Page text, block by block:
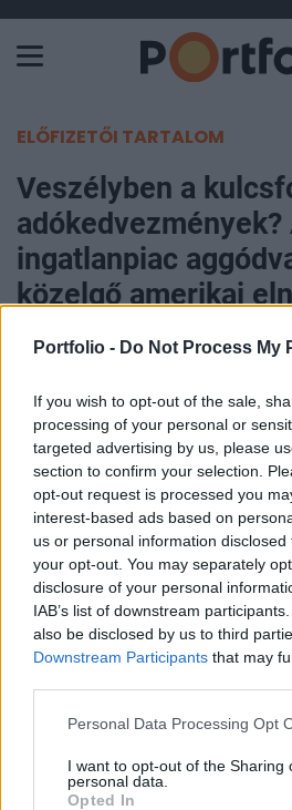
Portfolio - Do Not Process My
If you wish to opt-out of the sale,
processing of your personal or
targeted advertising by us, please
section to confirm your selection.
opt-out request is processed you
interest-based ads based on
us or personal information
your opt-out. You may separately
disclosure of your personal
IAB’s list of downstream
also be disclosed by us to third
Downstream Participants that may
Personal Data Processing Opt
I want to opt-out of the Sharing
personal data.
Opted In
ELŐFIZETŐI TARTALOM
Veszélyben a
adókedvezmények?
ingatlanpiac
közelgő amerikai
Portfolio
Az amerikai
komoly kihívásokkal néz
elnökválasztás kimenetele
befolyásolhatja az ágazat
képviselői azt remélik, hogy
korábbi elnök által bevezetett
és ösztönzők a következő
folytatódnak, miközben az
késedelmek, rekordszintű
megemelkedett
szenved - írta meg a Reuters.
A kereskedelmi ingatlanok
magasabb adókra, mivel a magas